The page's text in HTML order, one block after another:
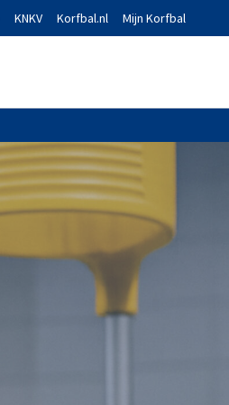
KNKV Korfbal.nl Mijn Korfbal